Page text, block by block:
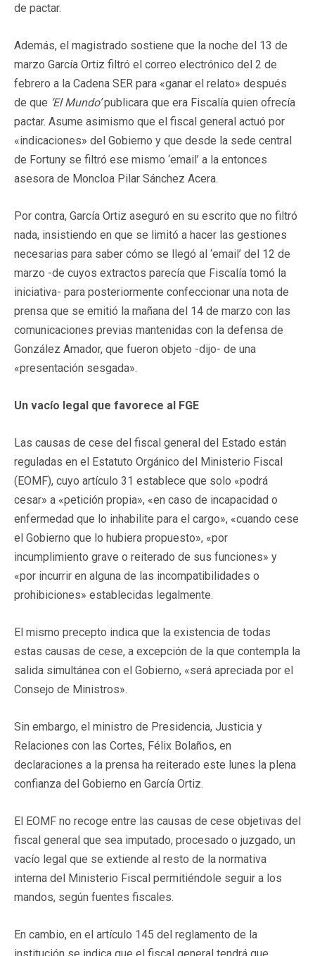
de pactar.
Además, el magistrado sostiene que la noche del 13 de
marzo García Ortiz filtró el correo electrónico del 2 de
febrero a la Cadena SER para «ganar el relato» después
de que ‘El Mundo’publicara que era Fiscalía quien ofrecía
pactar. Asume asimismo que el fiscal general actuó por
«indicaciones» del Gobierno y que desde la sede central
de Fortuny se filtró ese mismo ‘email’ a la entonces
asesora de Moncloa Pilar Sánchez Acera.
Por contra, García Ortiz aseguró en su escrito que no filtró
nada, insistiendo en que se limitó a hacer las gestiones
necesarias para saber cómo se llegó al ‘email’ del 12 de
marzo -de cuyos extractos parecía que Fiscalía tomó la
iniciativa- para posteriormente confeccionar una nota de
prensa que se emitió la mañana del 14 de marzo con las
comunicaciones previas mantenidas con la defensa de
González Amador, que fueron objeto -dijo- de una
«presentación sesgada».
Un vacío legal que favorece al FGE
Las causas de cese del fiscal general del Estado están
reguladas en el Estatuto Orgánico del Ministerio Fiscal
(EOMF), cuyo artículo 31 establece que solo «podrá
cesar» a «petición propia», «en caso de incapacidad o
enfermedad que lo inhabilite para el cargo», «cuando cese
el Gobierno que lo hubiera propuesto», «por
incumplimiento grave o reiterado de sus funciones» y
«por incurrir en alguna de las incompatibilidades o
prohibiciones» establecidas legalmente.
El mismo precepto indica que la existencia de todas
estas causas de cese, a excepción de la que contempla la
salida simultánea con el Gobierno, «será apreciada por el
Consejo de Ministros».
Sin embargo, el ministro de Presidencia, Justicia y
Relaciones con las Cortes, Félix Bolaños, en
declaraciones a la prensa ha reiterado este lunes la plena
confianza del Gobierno en García Ortiz.
El EOMF no recoge entre las causas de cese objetivas del
fiscal general que sea imputado, procesado o juzgado, un
vacío legal que se extiende al resto de la normativa
interna del Ministerio Fiscal permitiéndole seguir a los
mandos, según fuentes fiscales.
En cambio, en el artículo 145 del reglamento de la
institución se indica que el fiscal general tendrá que